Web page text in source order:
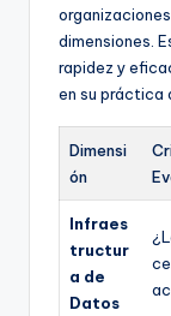
dimensiones.
rapidez y
en su práctica
Dimensi
ón
Infraes
tructur
a de
Datos